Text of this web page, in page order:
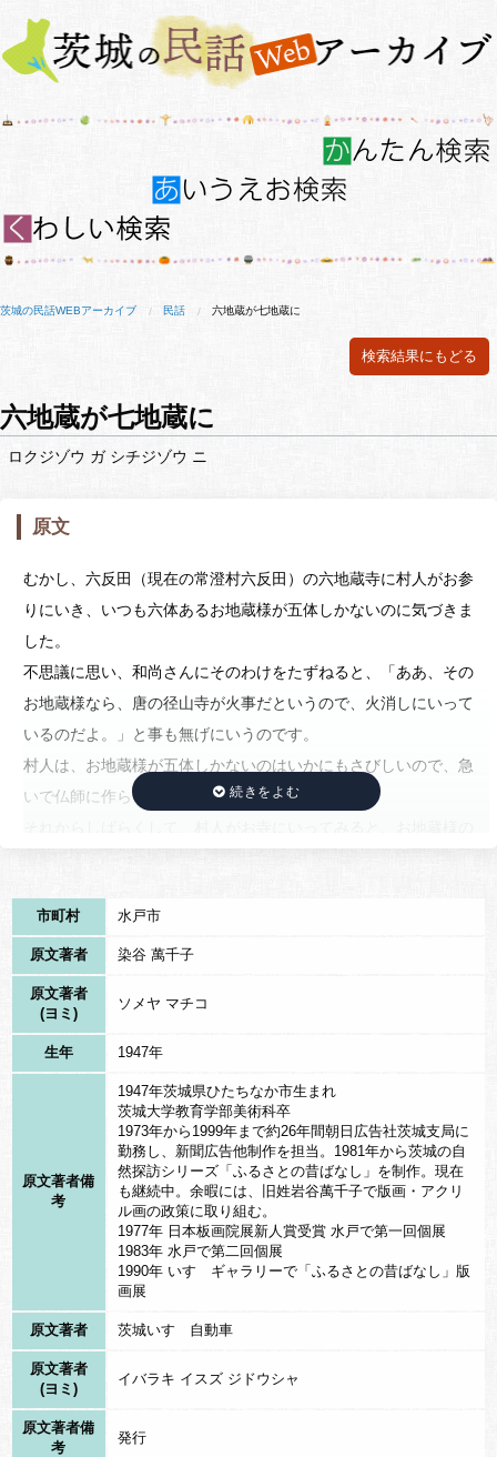
茨城の民話WEBアーカイブ 民話 六地蔵が七地蔵に
検索結果にもどる
六地蔵が七地蔵に
ロクジゾウ ガ シチジゾウ ニ
原文
むかし、六反田（現在の常澄村六反田）の六地蔵寺に村人がお参
りにいき、いつも六体あるお地蔵様が五体しかないのに気づきま
した。
不思議に思い、和尚さんにそのわけをたずねると、「ああ、その
お地蔵様なら、唐の径山寺が火事だというので、火消しにいって
いるのだよ。」と事も無げにいうのです。
村人は、お地蔵様が五体しかないのはいかにもさびしいので、急
いで仏師に作らせて、新たに一体を奉納しました。
それ以来、六地蔵寺の本尊は七体になったということです。
六地蔵寺は、安産・子育てにご利益があるというので参拝者があ
とをたたず、「しだれ桜」の花が見頃になると特に多くの人々で
にぎわうそうです。
市町村 水戸市
原文著者 染谷 萬千子
原文著者
(ヨミ)
ソメヤ マチコ
生年 1947年
原文著者備
考
1947年茨城県ひたちなか市生まれ
茨城大学教育学部美術科卒
1973年から1999年まで約26年間朝日広告社茨城支局に
勤務し、新聞広告他制作を担当。1981年から茨城の自
然探訪シリーズ「ふるさとの昔ばなし」を制作。現在
も継続中。余暇には、旧姓岩谷萬千子で版画・アクリ
ル画の政策に取り組む。
1977年 日本板画院展新人賞受賞 水戸で第一回個展
1983年 水戸で第二回個展
1990年 いすゞギャラリーで「ふるさとの昔ばなし」版
画展
原文著者 茨城いすゞ自動車
原文著者
(ヨミ)
イバラキ イスズ ジドウシャ
原文著者備
考
発行